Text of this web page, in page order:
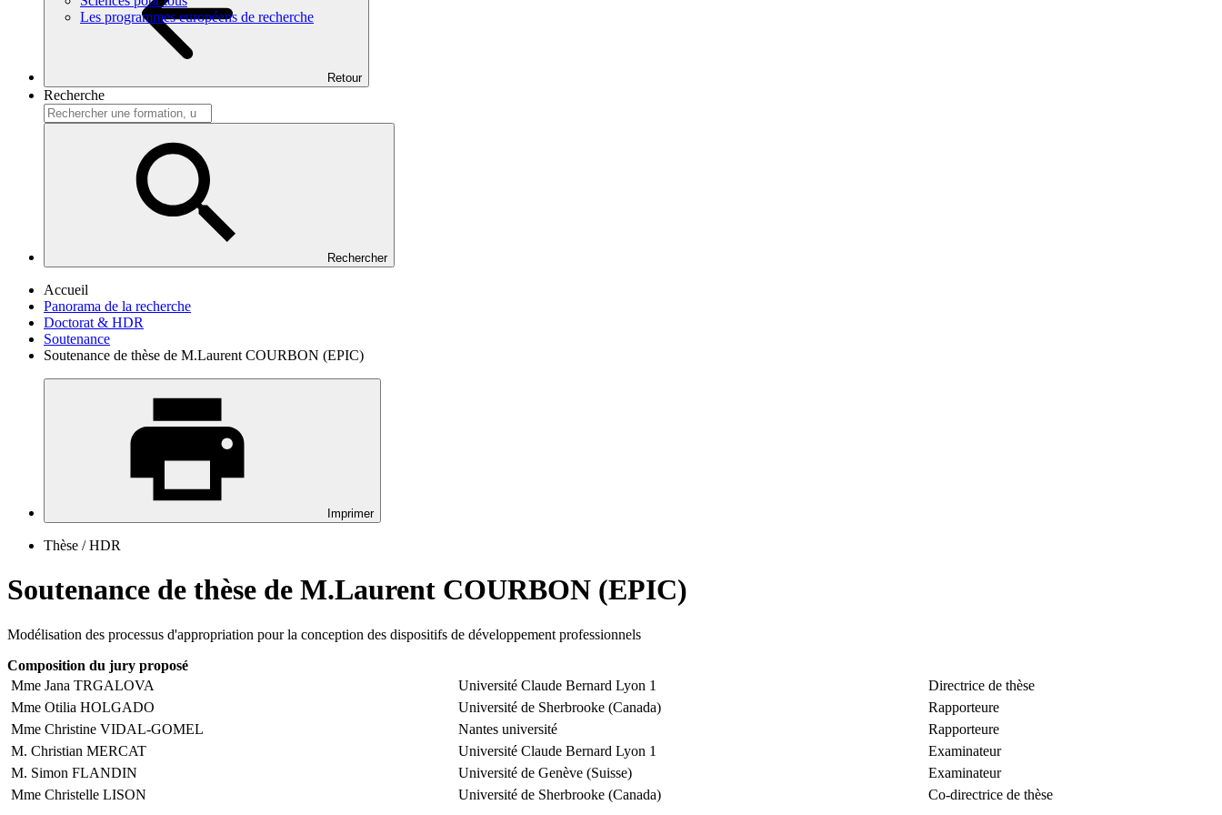
Les programmes européens de recherche
Retour
Recherche
Rechercher
Accueil
Panorama de la recherche
Doctorat & HDR
Soutenance
Soutenance de thèse de M.Laurent COURBON (EPIC)
Imprimer
Thèse / HDR
Soutenance de thèse de M.Laurent COURBON (EPIC)
Modélisation des processus d'appropriation pour la conception des dispositifs de développement professionnels
Composition du jury proposé
Mme Jana TRGALOVA Université Claude Bernard Lyon 1
Directrice de thèse
Mme Otilia HOLGADO Université de Sherbrooke (Canada)
Rapporteure
Mme Christine VIDAL-GOMEL Nantes université
Rapporteure
M. Christian MERCAT Université Claude Bernard Lyon 1
Examinateur
M. Simon FLANDIN Université de Genève (Suisse)
Examinateur
Mme Christelle LISON Université de Sherbrooke (Canada) Co-directrice de thèse